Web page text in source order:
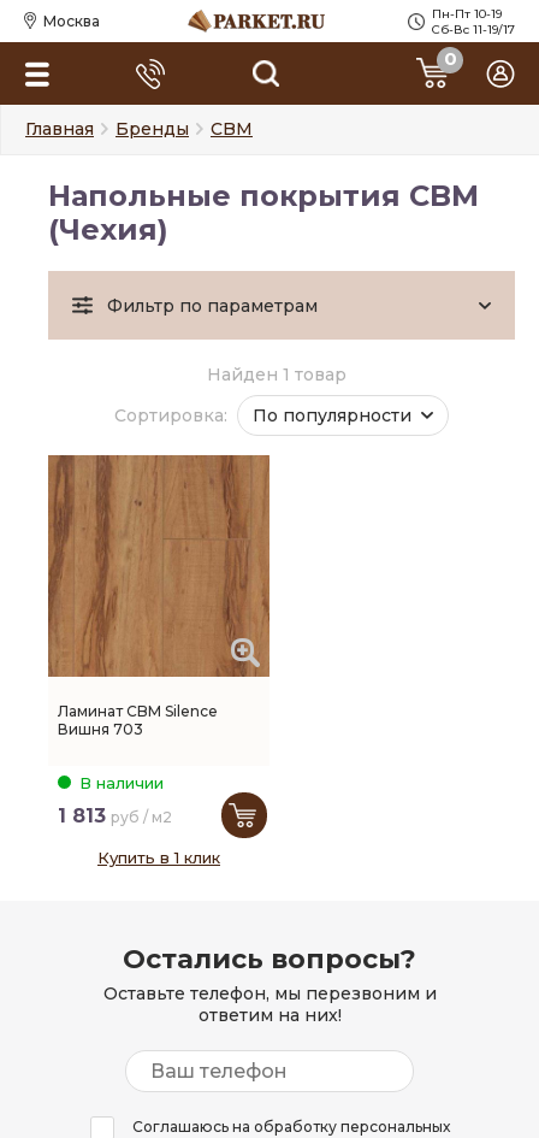
Москва
Пн-Пт 10-19
Сб-Вс 11-19/17
0
Главная Бренды CBM
Напольные покрытия CBM
(Чехия)
Фильтр по параметрам
Найден 1 товар
Сортировка:
По популярности
Ламинат CBM Silence
Вишня 703
В наличии
1 813 руб / м2
Купить в 1 клик
Остались вопросы?
Оставьте телефон, мы перезвоним и
ответим на них!
Соглашаюсь на обработку персональных